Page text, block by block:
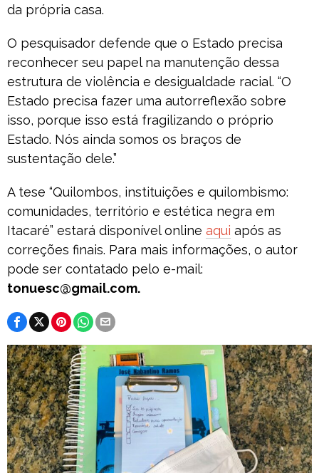
da própria casa.
O pesquisador defende que o Estado precisa
reconhecer seu papel na manutenção dessa
estrutura de violência e desigualdade racial. “O
Estado precisa fazer uma autorreflexão sobre
isso, porque isso está fragilizando o próprio
Estado. Nós ainda somos os braços de
sustentação dele.”
A tese “Quilombos, instituições e quilombismo:
comunidades, território e estética negra em
Itacaré” estará disponível online aqui após as
correções finais. Para mais informações, o autor
pode ser contatado pelo e-mail:
tonuesc@gmail.com.